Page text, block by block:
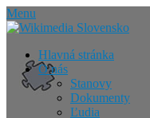
Skip
to
Menu
Hlavná stránka
O nás
Stanovy
Dokumenty
Ľudia